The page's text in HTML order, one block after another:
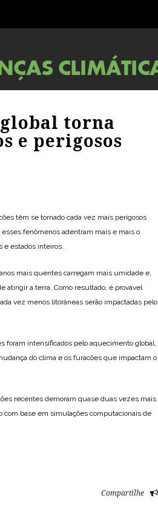
torna
e perigosos
têm se tornado cada vez mais perigosos
fenômenos adentram mais e mais o
e estados inteiros.
mais quentes carregam mais umidade e,
a terra. Como resultado, é provável
vez menos litorâneas serão impactadas pelo
foram intensificados pelo aquecimento global,
do clima e os furacões que impactam o
recentes demoram quase duas vezes mais
com base em simulações computacionais de
Compartilhe